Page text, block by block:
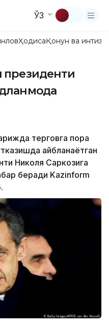
ЎЗ
ҲодисаҚонун ва
президенти
терговга пора
айбланаётган
Николя Саркозига
беради Kazinform